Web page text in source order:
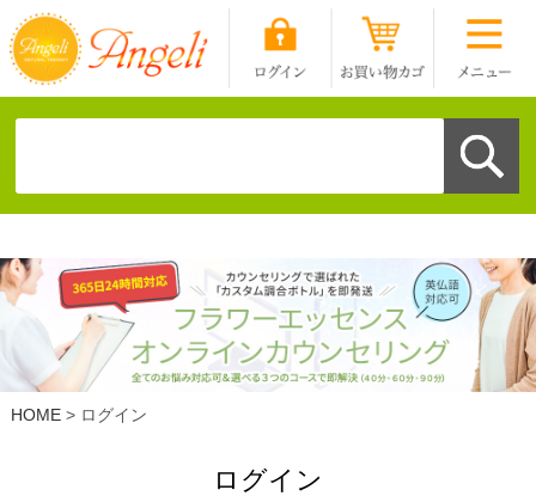
HOME ログイン
ログイン